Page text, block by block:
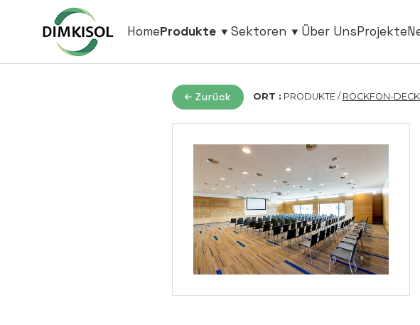
HomeProdukte Sektoren Über UnsProjekte
Zurück ORT : PRODUKTE / ROCKFON-